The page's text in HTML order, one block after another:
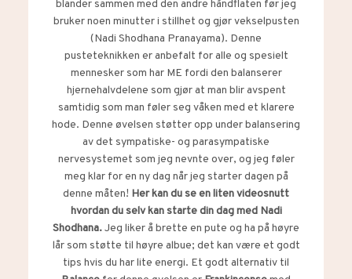
blander sammen med den andre håndflaten før jeg
bruker noen minutter i stillhet og gjør vekselpusten
(Nadi Shodhana Pranayama). Denne
pusteteknikken er anbefalt for alle og spesielt
mennesker som har ME fordi den balanserer
hjernehalvdelene som gjør at man blir avspent
samtidig som man føler seg våken med et klarere
hode. Denne øvelsen støtter opp under balansering
av det sympatiske- og parasympatiske
nervesystemet som jeg nevnte over, og jeg føler
meg klar for en ny dag når jeg starter dagen på
denne måten! Her kan du se en liten videosnutt
hvordan du selv kan starte din dag med Nadi
Shodhana.Jeg liker å brette en pute og ha på høyre
lår som støtte til høyre albue; det kan være et godt
tips hvis du har lite energi. Et godt alternativ til